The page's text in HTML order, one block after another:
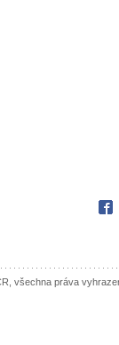
všechna práva